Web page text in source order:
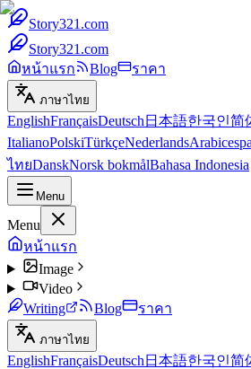
Story321.com
Story321.com
หน้าแรก
Blog ราคา
ภาษาไทย
EnglishFrançaisDeutsch 日本語한국인简
ItalianoPolskiTürkçeNederlandsArabic
ไทยDanskNorsk bokmålBahasa Indonesia
Menu
Menu
หน้าแรก
Image
Video
Writing
Blog ราคา
ภาษาไทย
EnglishFrançaisDeutsch 日本語한국인简